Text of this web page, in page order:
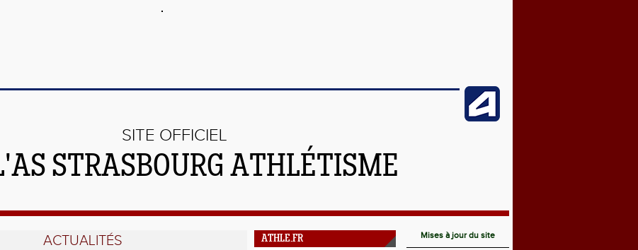
SITE OFFICIEL
STRASBOURG ATHLÉTISME
ACTUALITÉS
ATHLE.FR
Mises à jour du site